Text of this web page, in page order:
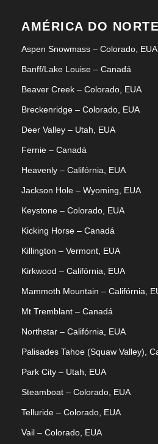
AMÉRICA DO NORTE
Aspen Snowmass – Colorado, EUA
Banff/Lake Louise – Canadá
Beaver Creek – Colorado, EUA
Breckenridge – Colorado, EUA
Deer Valley – Utah, EUA
Fernie – Canadá
Heavenly – Califórnia, EUA
Jackson Hole – Wyoming, EUA
Keystone – Colorado, EUA
Kicking Horse – Canadá
Killington – Vermont, EUA
Kirkwood – Califórnia, EUA
Mammoth Mountain – Califórnia,
Mt Tremblant – Canadá
Northstar – Califórnia, EUA
Palisades Tahoe (Squaw Valley),
Park City – Utah, EUA
Steamboat – Colorado, EUA
Telluride – Colorado, EUA
Vail – Colorado, EUA